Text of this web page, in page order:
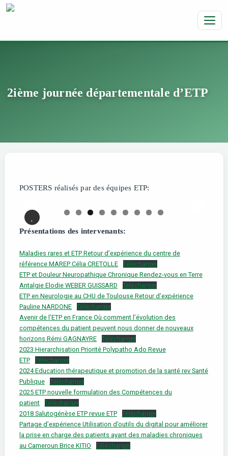
2ième journée départementale d’ETP
POSTERS réalisés par des équipes ETP:
Présentations des intervenants:
Maladies rares et ETP Retour d’expérience du centre de
référence MAREP Célia CRETOLLE
Télécharger
ETP et Douleur Neuropathique Chronique Rendez-vous en Terre
Antalgie Elodie WEBER GUISSARD
Télécharger
ETP en Neurologie au CHU de Toulouse Retour d’expérience
Pauline NARDONE
Télécharger
Avenir de l’ETP en France Où comment l’évolution des
compétences du patient peuvent nous donner de nouveaux
horizons Rémi GAGNAYRE
Télécharger
2023 Hierarchisation Priorité Polypatho Ado Revue
ETP
Télécharger
2024 Education thérapeutique et promotion de la santé rev Santé
Publique
Télécharger
2025 ETP nouvelle formulation des Compétences du
patient
Télécharger
2018 Salutogénèse ETP revue ETP
Télécharger
Partage d’expérience Utilisation d’outils du digital pour améliorer
la prise en charge des patients ayant des maladies chroniques
au Cameroun Brice KITIO
Télécharger